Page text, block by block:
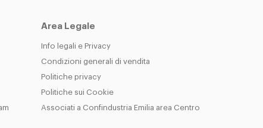
Area Legale
Info legali e Privacy
Condizioni generali di vendita
Politiche privacy
Politiche sui Cookie
Associati a Confindustria Emilia area Centro